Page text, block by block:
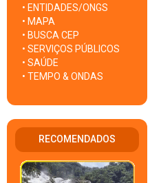
• ENTIDADES/ONGS
• MAPA
• BUSCA CEP
• SERVIÇOS PÚBLICOS
• SAÚDE
• TEMPO & ONDAS
RECOMENDADOS